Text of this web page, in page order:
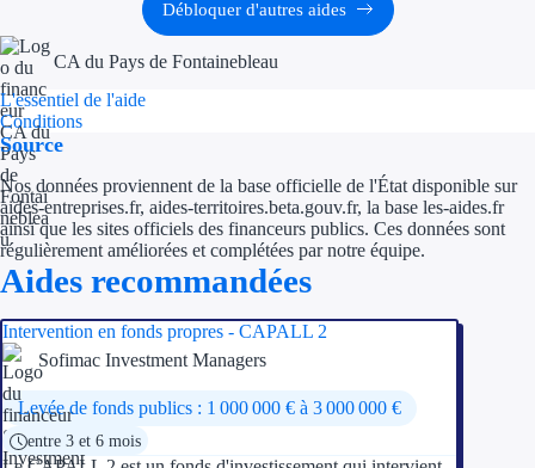
Aides Région
Aides Région
Couvertures
Aides Nationales
Débloquer d'autres aides
CA du Pays de Fontainebleau
L'essentiel de l'aide
Conditions
Source
Nos données proviennent de la base officielle de l'État disponible sur
aides-entreprises.fr, aides-territoires.beta.gouv.fr, la base les-aides.fr
ainsi que les sites officiels des financeurs publics. Ces données sont
régulièrement améliorées et complétées par notre équipe.
Aides recommandées
Intervention en fonds propres - CAPALL 2
Sofimac Investment Managers
Levée de fonds publics : 1 000 000 € à 3 000 000 €
entre 3 et 6 mois